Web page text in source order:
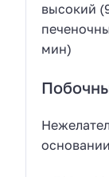
высокий
мин)